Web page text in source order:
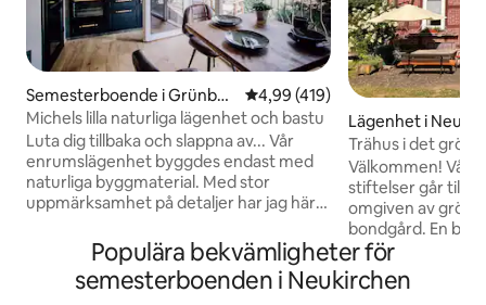
Semesterboende i Grünber
g
4,99 av 5 i genomsnittligt
4,99 (419)
Michels lilla naturliga lägenhet och bastu
Luta dig tillbaka och slappna av... Vår
enrumslägenhet byggdes endast med
naturliga byggmaterial. Med stor
uppmärksamhet på detaljer har jag här
högkvalitativa inredningen inbjuder till
avkoppling. Här, vid porten till
Vogelsberg, finns bland annat ingången
Lägenhet i
Trähus i det gröna
Välkommen! Vår
stiftelser går
omgiven av
bondgård. En
huset genom ett
kuperade
skogar inbjuder
Populära bekvämligheter för
semesterboenden i Neukirchen